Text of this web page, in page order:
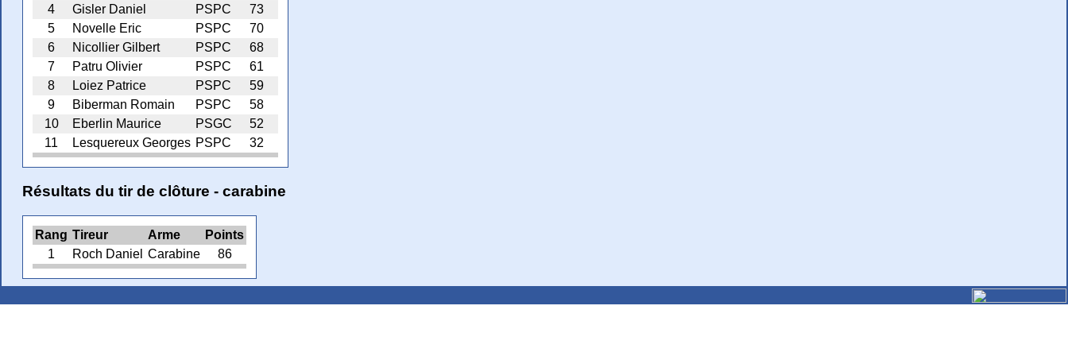
4
Gisler Daniel PSPC
73
5
Novelle Eric PSPC
70
6
Nicollier Gilbert PSPC
68
7
Patru Olivier PSPC
61
8
Loiez Patrice PSPC
59
9
Biberman Romain PSPC
58
10
Eberlin Maurice PSGC
52
11
Lesquereux Georges PSPC 32
Résultats du tir de clôture - carabine
Rang Tireur Arme
Points
1
Roch Daniel Carabine 86